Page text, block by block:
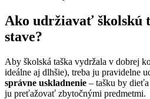
Ako udržiavať školskú
stave?
Aby školská taška vydržala v dobrej
ideálne aj dlhšie), treba ju pravidelne
správne uskladnenie – tašku by
ju preťažovať zbytočnými predmetmi.